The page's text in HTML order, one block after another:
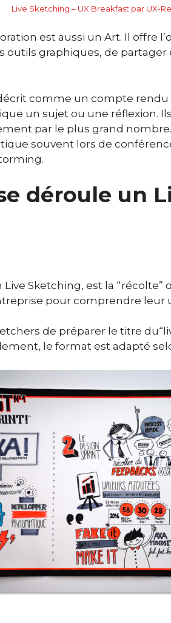
Live Sketching – UX Breakfast par UX-
est aussi un Art. Il offre
outils graphiques, de
comme un compte
un sujet ou une réflexion.
par le plus grand nombre.
souvent lors de
déroule un
Live Sketching, est la “récolte”
pour comprendre leur
de préparer le titre
le format est adapté